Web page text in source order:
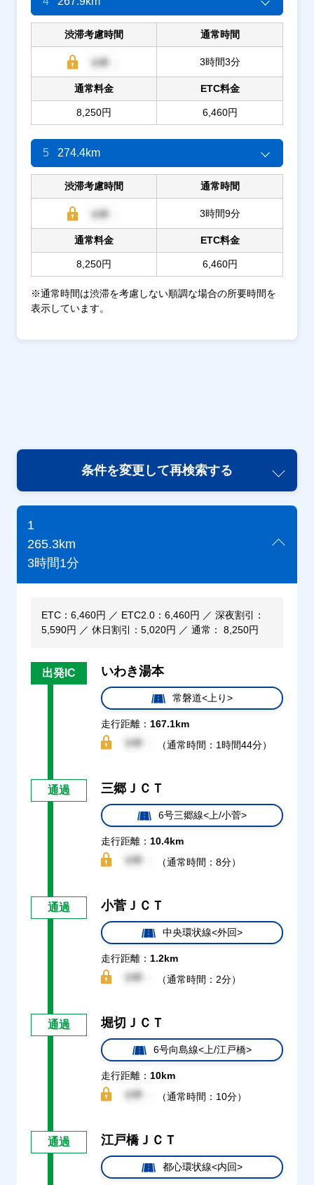
渋滞考慮時間 通常時間
3時間3分
通常料金
8,250円
ETC料金
6,460円
5 274.4km
渋滞考慮時間 通常時間
3時間9分
通常料金
8,250円
ETC料金
6,460円
※通常時間は渋滞を考慮しない順調な場合の所要時間を
表示しています。
条件を変更して再検索する
1
265.3km
3時間1分
ETC：6,460円 ／ ETC2.0：6,460円 ／ 深夜割引：
5,590円 ／ 休日割引：5,020円 ／ 通常： 8,250円
出発IC いわき湯本
常磐道<上り>
走行距離： 167.1km
（通常時間：1時間44分）
通過 三郷ＪＣＴ
6号三郷線<上/小菅>
走行距離： 10.4km
（通常時間：8分）
通過 小菅ＪＣＴ
中央環状線<外回>
走行距離： 1.2km
（通常時間：2分）
通過 堀切ＪＣＴ
6号向島線<上/江戸橋>
走行距離： 10km
（通常時間：10分）
通過 江戸橋ＪＣＴ
都心環状線<内回>